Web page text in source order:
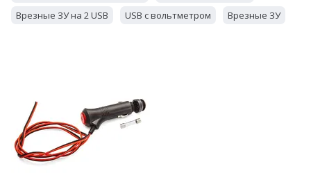
Врезные ЗУ на 2 USB
USB с вольтметром Врезные ЗУ